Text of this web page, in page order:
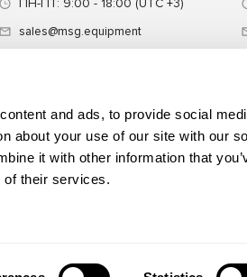
and ads, to provide social
about your use of our site with our
it with other information that
of their services.
ПН-ПТ: 9:00 - 18:00 (UTC +3)
sales@msg.equipment
Специнструмент